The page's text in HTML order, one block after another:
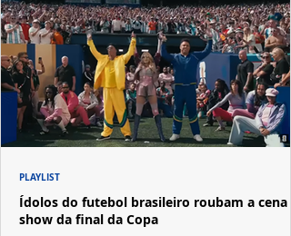
Ídolos do futebol brasileiro roubam a cena
show da final da Copa
PLAYLIST